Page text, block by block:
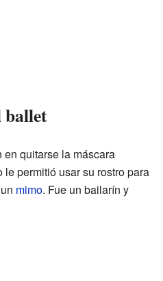
ballet
quitarse la máscara
permitió usar su rostro para
mimo. Fue un bailarín y